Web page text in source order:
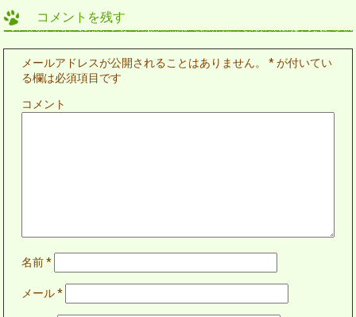
コメントを残す
メールアドレスが公開されることはありません。 *が付いてい
る欄は必須項目です
コメント
名前*
メール*